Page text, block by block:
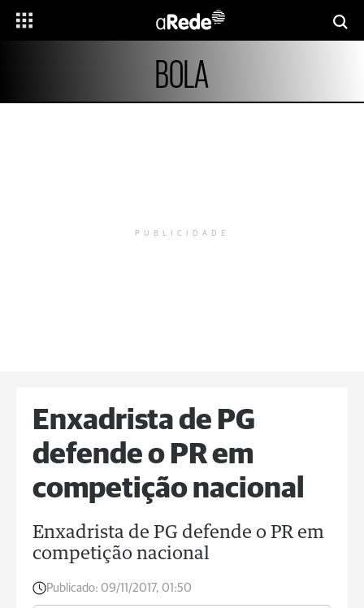
BOLA
PUBLICIDADE
Enxadrista de PG
defende o PR em
competição nacional
Enxadrista de PG defende o PR em
competição nacional
Publicado: 09/11/2017, 01:50